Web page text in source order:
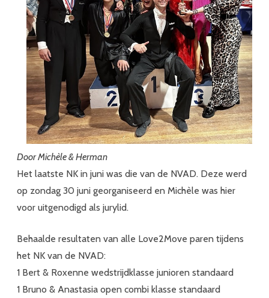
Door Michèle & Herman
Het laatste NK in juni was die van de NVAD. Deze werd
op zondag 30 juni georganiseerd en Michèle was hier
voor uitgenodigd als jurylid.
Behaalde resultaten van alle Love2Move paren tijdens
het NK van de NVAD:
1 Bert & Roxenne wedstrijdklasse junioren standaard
1 Bruno & Anastasia open combi klasse standaard